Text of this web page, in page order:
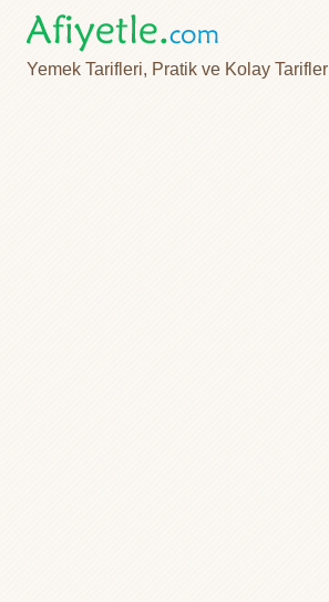
Yemek Tarifleri, Pratik ve Kolay Tarifler